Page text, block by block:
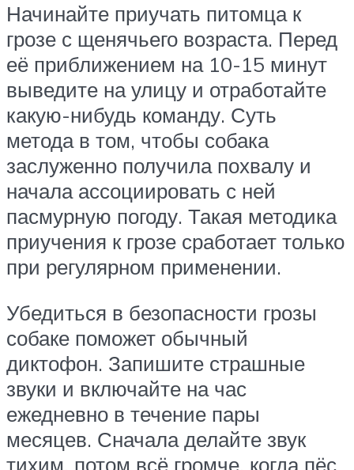
Начинайте приучать питомца к
грозе с щенячьего возраста. Перед
её приближением на 10-15 минут
выведите на улицу и отработайте
какую-нибудь команду. Суть
метода в том, чтобы собака
заслуженно получила похвалу и
начала ассоциировать с ней
пасмурную погоду. Такая методика
приучения к грозе сработает только
при регулярном применении.
Убедиться в безопасности грозы
собаке поможет обычный
диктофон. Запишите страшные
звуки и включайте на час
ежедневно в течение пары
месяцев. Сначала делайте звук
тихим, потом всё громче, когда пёс